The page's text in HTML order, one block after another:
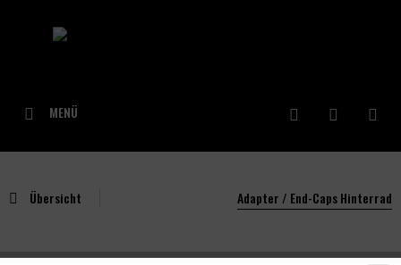
MENÜ
Übersicht Adapter / End-Caps Hinterrad